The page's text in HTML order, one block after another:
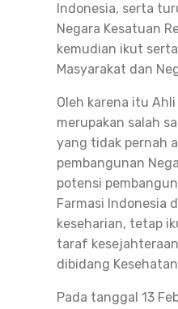
Indonesia, serta
Negara Kesatuan
kemudian ikut
Masyarakat dan
Oleh karena itu
merupakan salah
yang tidak pernah
pembangunan
potensi
Farmasi Indonesia
keseharian, tetap
taraf
dibidang
Pada tanggal 13